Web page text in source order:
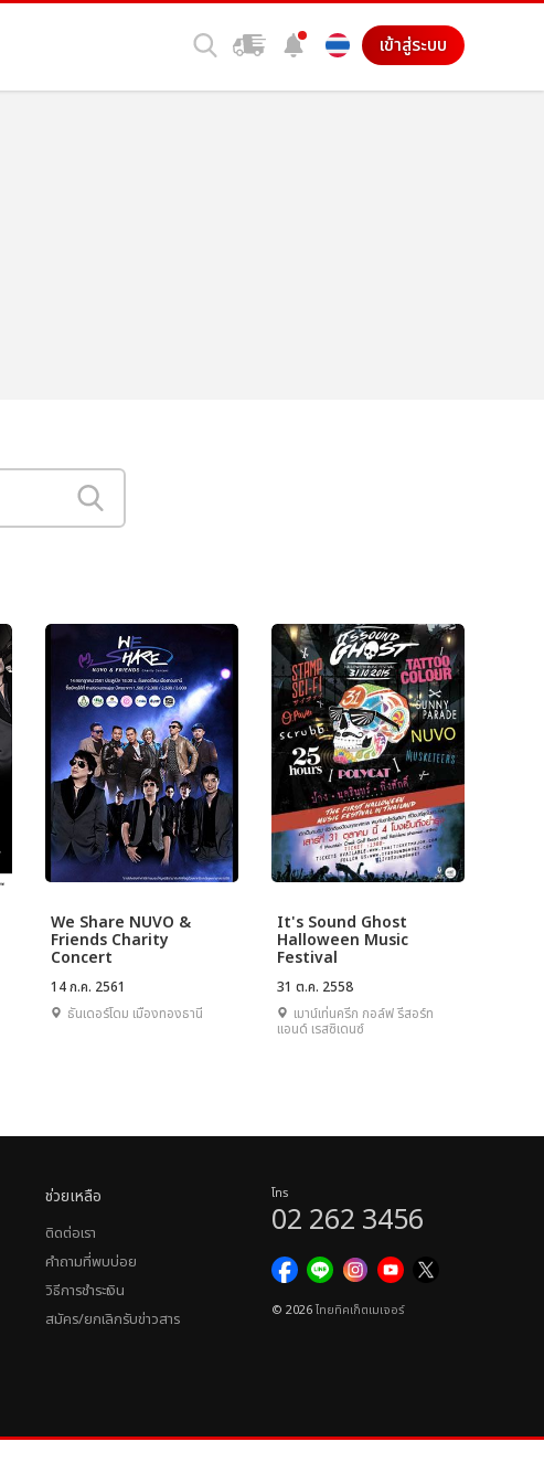
เข้าสู่ระบบ
We Share NUVO &
Friends Charity
Concert
14 ก.ค. 2561
ธันเดอร์โดม เมืองทองธานี
It's Sound Ghost
Halloween Music
Festival
31 ต.ค. 2558
เมาน์เท่นครีก กอล์ฟ รีสอร์ท
แอนด์ เรสซิเดนซ์
ช่วยเหลือ
ติดต่อเรา
คำถามที่พบบ่อย
วิธีการชำระเงิน
สมัคร/ยกเลิกรับข่าวสาร
โทร
02 262 3456
© 2026ไทยทิคเก็ตเมเจอร์